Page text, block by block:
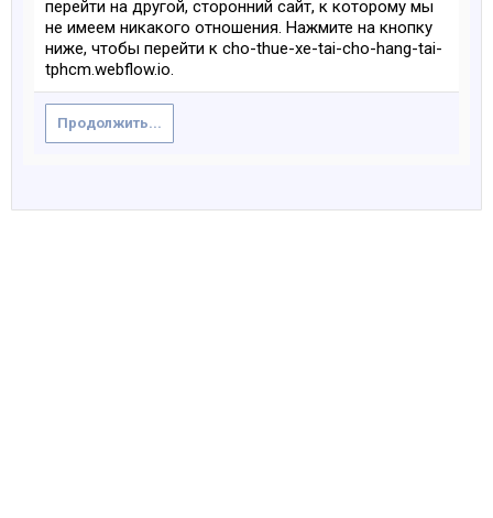
перейти на другой, сторонний сайт, к которому мы
не имеем никакого отношения. Нажмите на кнопку
ниже, чтобы перейти к cho-thue-xe-tai-cho-hang-tai-
tphcm.webflow.io.
Продолжить...